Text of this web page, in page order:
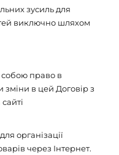
зусиль для
виключно шляхом
собою право в
в цей Договір з
організації
через Інтернет.